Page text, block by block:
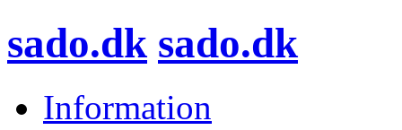
sado.dk sado.dk
Information